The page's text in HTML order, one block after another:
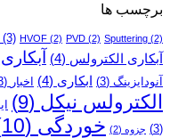
برچسب ها
(3) HVOF (2) PVD (2) Sputtering (2)
آبکاری الکترولس (4)
آنودایزینگ (3) ابکاری (4) اخبار (3)
الکترولس نیکل (9)
(3)
جزوه (2) خوردگی (10)